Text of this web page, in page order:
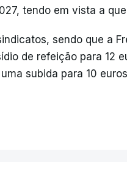
tendo em vista a
sendo que a
de refeição para 12
subida para 10